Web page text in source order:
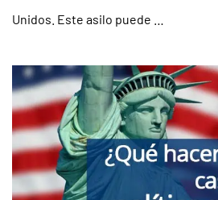
Unidos. Este asilo puede …